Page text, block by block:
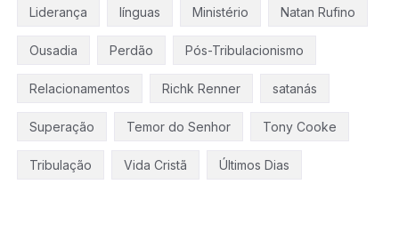
Liderança línguas Ministério Natan Rufino
Ousadia Perdão Pós-Tribulacionismo
Relacionamentos Richk Renner satanás
Superação Temor do Senhor Tony Cooke
Tribulação Vida Cristã Últimos Dias